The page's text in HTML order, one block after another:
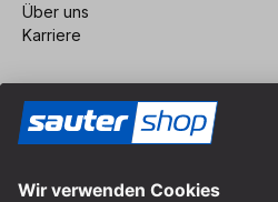
Über uns
Karriere